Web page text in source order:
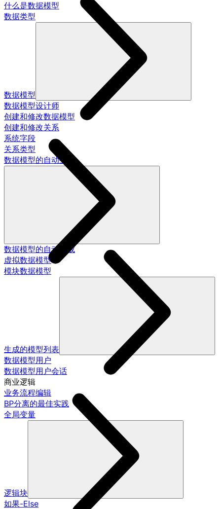
什么是数据模型
数据类型
数据模型
数据模型设计师
创建和修改数据模型
创建和修改关系
系统字段
关系类型
数据模型的自动生成
数据模型的自动生成
虚拟数据模型
模块数据模型
生成的模型列表
数据模型用户
数据模型用户会话
商业逻辑
业务流程编辑
BP分离的最佳实践
全局变量
逻辑块
如果-Else